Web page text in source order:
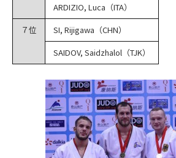
ARDIZIO, Luca（ITA）
７位
SI, Rijigawa（CHN）
SAIDOV, Saidzhalol（TJK）